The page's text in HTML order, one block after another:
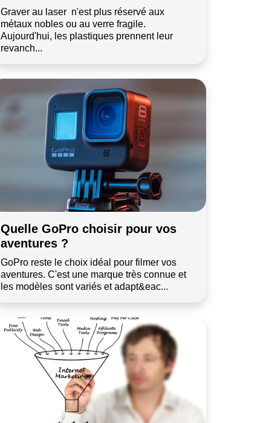
Graver au laser n'est plus réservé aux
métaux nobles ou au verre fragile.
Aujourd'hui, les plastiques prennent leur
revanch...
Quelle GoPro choisir pour vos
aventures ?
GoPro reste le choix idéal pour filmer vos
aventures. C'est une marque très connue et
les modèles sont variés et adapt&eac...